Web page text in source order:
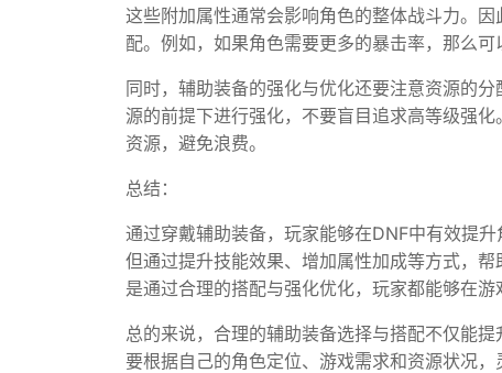
这些附加属性通常会影响角色的整体战斗力。
配。例如，如果角色需要更多的暴击率，那么
同时，辅助装备的强化与优化还要注意资源的
源的前提下进行强化，不要盲目追求高等级强
资源，避免浪费。
总结：
通过穿戴辅助装备，玩家能够在DNF中有效提
但通过提升技能效果、增加属性加成等方式，
是通过合理的搭配与强化优化，玩家都能够在游
总的来说，合理的辅助装备选择与搭配不仅能
要根据自己的角色定位、游戏需求和资源状况